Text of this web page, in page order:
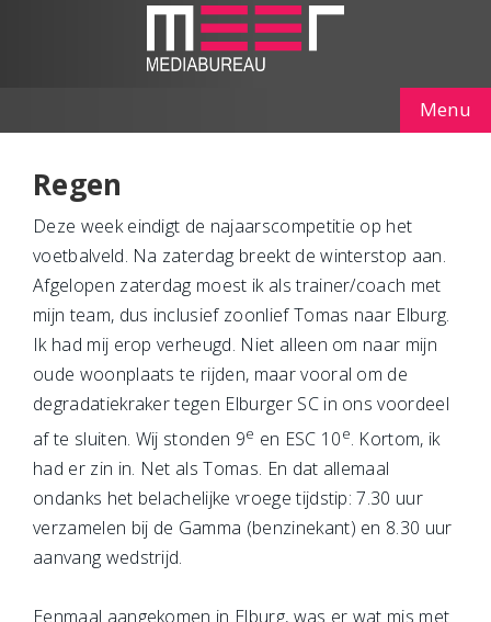
Menu
Regen
Deze week eindigt de najaarscompetitie op het
voetbalveld. Na zaterdag breekt de winterstop aan.
Afgelopen zaterdag moest ik als trainer/coach met
mijn team, dus inclusief zoonlief Tomas naar Elburg.
Ik had mij erop verheugd. Niet alleen om naar mijn
oude woonplaats te rijden, maar vooral om de
degradatiekraker tegen Elburger SC in ons voordeel
af te sluiten. Wij stonden 9e en ESC 10e. Kortom, ik
had er zin in. Net als Tomas. En dat allemaal
ondanks het belachelijke vroege tijdstip: 7.30 uur
verzamelen bij de Gamma (benzinekant) en 8.30 uur
aanvang wedstrijd.
Eenmaal aangekomen in Elburg, was er wat mis met